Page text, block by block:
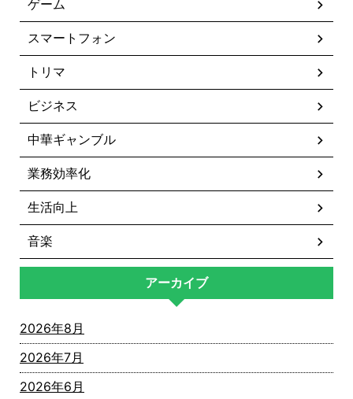
ゲーム
スマートフォン
トリマ
ビジネス
中華ギャンブル
業務効率化
生活向上
音楽
アーカイブ
2026年8月
2026年7月
2026年6月